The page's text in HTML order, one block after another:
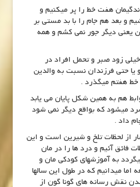
هفت خط را پر میکنیم و
و بعد هم جام را با بد مستی بر
یعنی دیگر جور نمی کشم و همه
زود صبر و تحمل افراد در
حتی فرزندان نسبت به والدین
خط هفتم میگذرد .
هم به همین شکل پایان می یابد
میشود که بواقع دیگر نمی شود
داد .
از لحظات تلخ و شیرین است و این
فائق آئیم و درد ها را در مان
به آموزشهای کودکی مان و
اما میدانیم که در طول این سالها
نقش رسانه های گونا گون از